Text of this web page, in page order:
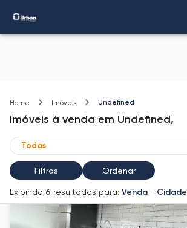
Home Imóveis Undefined
Imóveis à venda em Undefined,
Filtros Ordenar
Exibindo 6 resultados para: Venda - Cidade